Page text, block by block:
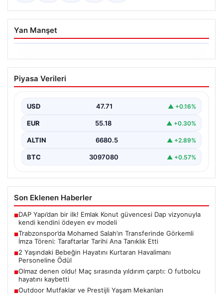
Yan Manşet
06.08.2026
Trabzonspor’da Mohamed Salah’ın
Transferinde Görkemli İmza Töreni:
Trabzonspor, dünya futbolunun yıldız isimlerinden
yaşıyor. Yoğun ilgiyle karşılanan…
Piyasa Verileri
USD 47.71 ▲ +0.16%
EUR 55.18 ▲ +0.30%
ALTIN 6680.5 ▲ +2.89%
BTC 3097080 ▲ +0.57%
Son Eklenen Haberler
■DAP Yapı’dan bir ilk! Emlak Konut güvencesi Dap vizyonuyla
kendi kendini ödeyen ev modeli
■Trabzonspor’da Mohamed Salah’ın Transferinde Görkemli
İmza Töreni: Taraftarlar Tarihi Ana Tanıklık Etti
■2 Yaşındaki Bebeğin Hayatını Kurtaran Havalimanı
Personeline Ödül
■Olmaz denen oldu! Maç sırasında yıldırım çarptı: O futbolcu
hayatını kaybetti
■Outdoor Mutfaklar ve Prestijli Yaşam Mekanları